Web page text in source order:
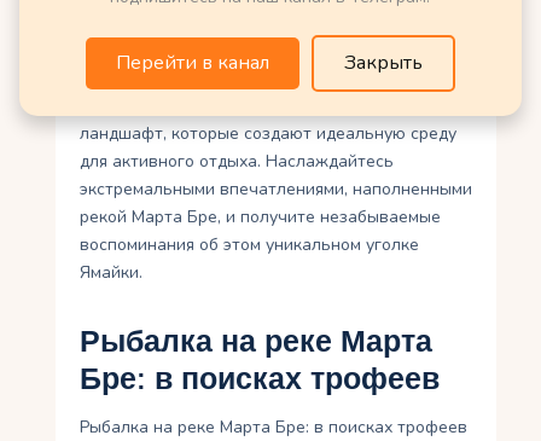
предлагает непревзойденную красоту природы,
уникальные природные
ландшафт, которые создают идеальную среду
для активного отдыха. Наслаждайтесь
экстремальными впечатлениями, наполненными
рекой Марта Бре, и получите незабываемые
воспоминания об этом уникальном уголке
Ямайки.
Рыбалка на реке Марта
Бре: в поисках трофеев
Рыбалка на реке Марта Бре: в поисках трофеев
Перейти в канал Закрыть